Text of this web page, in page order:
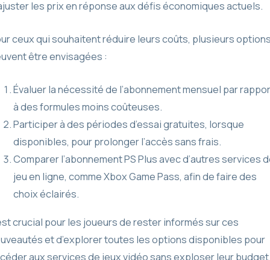
les prix en réponse aux défis économiques actuels.
ceux qui souhaitent réduire leurs coûts, plusieurs
être envisagées :
Évaluer la nécessité de l’abonnement mensuel par
à des formules moins coûteuses.
Participer à des périodes d’essai gratuites, lorsque
disponibles, pour prolonger l’accès sans frais.
Comparer l’abonnement PS Plus avec d’autres services
jeu en ligne, comme Xbox Game Pass, afin de faire des
choix éclairés.
crucial pour les joueurs de rester informés sur ces
et d’explorer toutes les options disponibles pour
aux services de jeux vidéo sans exploser leur